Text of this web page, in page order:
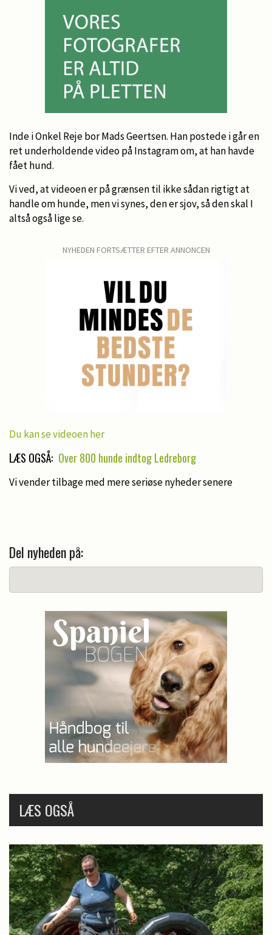
Inde i Onkel Reje bor Mads Geertsen. Han postede i går en
ret underholdende video på Instagram om, at han havde
fået hund.
Vi ved, at videoen er på grænsen til ikke sådan rigtigt at
handle om hunde, men vi synes, den er sjov, så den skal I
altså også lige se.
NYHEDEN FORTSÆTTER EFTER ANNONCEN
Du kan se videoen her
LÆS OGSÅ: Over 800 hunde indtog Ledreborg
Vi vender tilbage med mere seriøse nyheder senere
Del nyheden på:
LÆS OGSÅ